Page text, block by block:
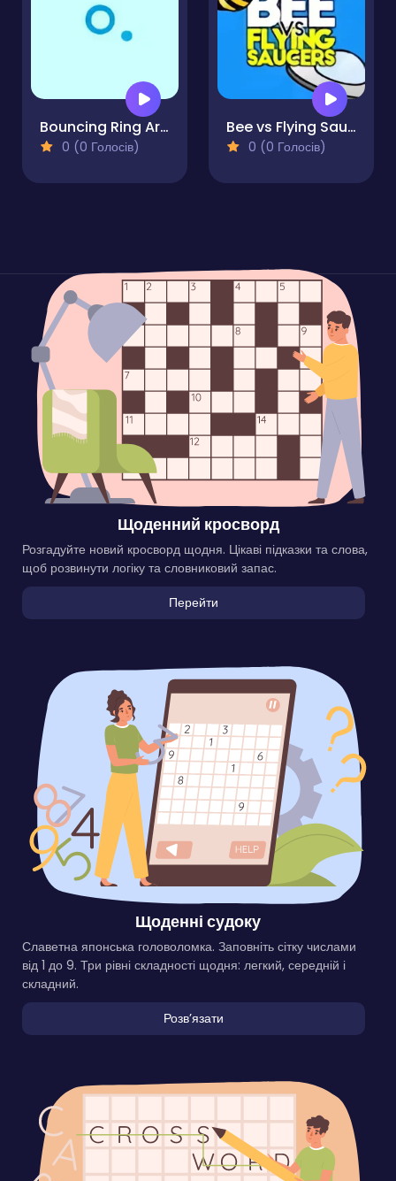
Bouncing Ring Arcade
0 (0 Голосів)
Bee vs Flying Saucers
0 (0 Голосів)
Щоденний кросворд
Розгадуйте новий кросворд щодня. Цікаві підказки та слова,
щоб розвинути логіку та словниковий запас.
Перейти
Щоденні судоку
Славетна японська головоломка. Заповніть сітку числами
від 1 до 9. Три рівні складності щодня: легкий, середній і
складний.
Розвʼязати